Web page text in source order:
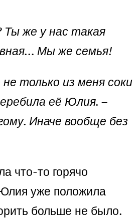
Ты же у нас такая
Мы же семья!
только из меня соки
её Юлия. –
Иначе вообще без
что-то горячо
уже положила
больше не было.